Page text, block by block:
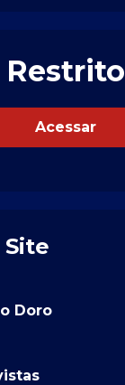
Restrito
Acessar
Site
Doro